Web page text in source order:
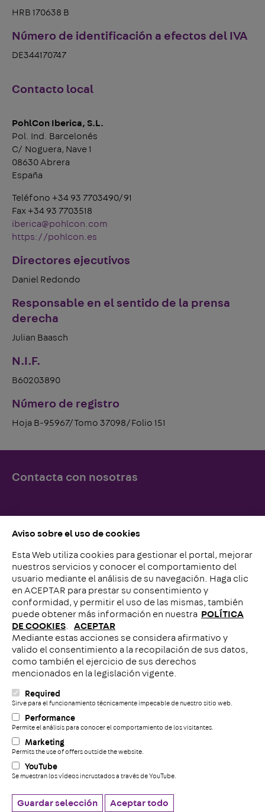
Aviso sobre el uso de cookies
Esta Web utiliza cookies para gestionar el portal, mejorar
nuestros servicios y conocer el comportamiento del
usuario mediante el análisis de su navegación. Haga clic
en ACEPTAR para prestar su consentimiento y
conformidad, y permitir el uso de las mismas, también
puede obtener más información en nuestra POLÍTICA
DE COOKIES
ACEPTAR
Mediante estas acciones se considera afirmativo y
valido el consentimiento a la recopilación de sus datos,
como también el ejercicio de sus derechos
mencionados en la legislación vigente.
Required
Sirve para el funcionamiento técnicamente impecable de nuestro sitio web.
Performance
Permite el análisis para conocer el comportamiento de los visitantes.
Marketing
Permits the use of offers outside the website.
YouTube
Se muestran los vídeos incrustados a través de YouTube.
Guardar selección Aceptar todo
HRB 170638 B
Número de identificación a efectos del IVA
DE344170747
Contacto local
PohlCon Iberica, S.L.
Pol. Ind. Barcelonés
C/ Noguera, Nave 1
08630 Abrera
España
Teléfono +34 93 7703490/91
Fax +34 93 7703518
iberica@pohlcon.com
https://pohlcon.es
Directores ejecutivos
Daniel Redondo
Responsable en el sentido de la prensa
derecha
Julian Baasch
N.I.F.
B60203890
Número de registro
Hoja B-95967/Tomo 37098/Folio 151
Contacta con nosotras
Contacto con nosotros
Llámenos
Aviso legal
Politica de Cookies
Declaración de privacidad de datos
Cookie settings